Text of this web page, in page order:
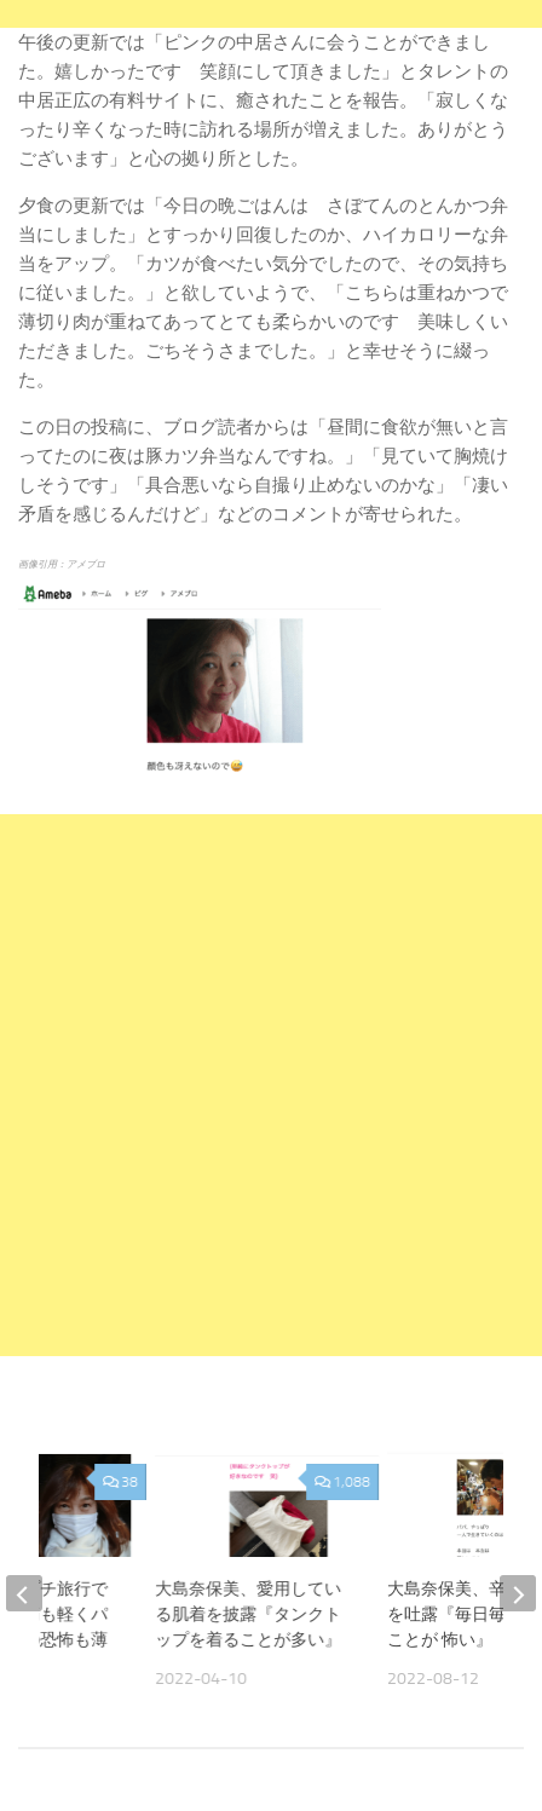
午後の更新では「ピンクの中居さんに会うことができまし
た。嬉しかったです 笑顔にして頂きました」とタレントの
中居正広の有料サイトに、癒されたことを報告。「寂しくな
ったり辛くなった時に訪れる場所が増えました。ありがとう
ございます」と心の拠り所とした。
夕食の更新では「今日の晩ごはんは さぼてんのとんかつ弁
当にしました」とすっかり回復したのか、ハイカロリーな弁
当をアップ。「カツが食べたい気分でしたので、その気持ち
に従いました。」と欲していようで、「こちらは重ねかつで
薄切り肉が重ねてあってとても柔らかいのです 美味しくい
ただきました。ごちそうさまでした。」と幸せそうに綴っ
た。
この日の投稿に、ブログ読者からは「昼間に食欲が無いと言
ってたのに夜は豚カツ弁当なんですね。」「見ていて胸焼け
しそうです」「具合悪いなら自撮り止めないのかな」「凄い
矛盾を感じるんだけど」などのコメントが寄せられた。
画像引用：アメブロ
1,088
大島奈保美、愛用してい
る肌着を披露『タンクト
ップを着ることが多い』
2022-04-10
大島奈保美、辛い
を吐露『毎日毎日
ことが 怖い』
2022-08-12
38
、プチ旅行で
頭痛も軽くパ
への恐怖も薄